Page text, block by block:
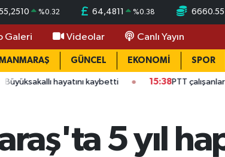
%0.32 64,4811 %0.38 6660.55
Galeri Videolar Canlı Yayın
GÜNCEL EKONOMİ SPOR
kaybetti 15:38PTT çalışanları tedirğin!
5 yıl